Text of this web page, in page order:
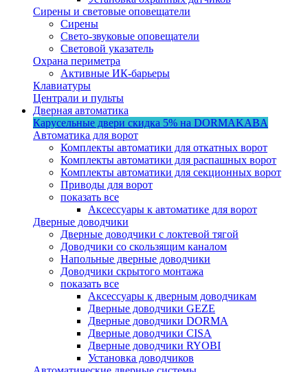
Сирены и световые оповещатели
Сирены
Свето-звуковые оповещатели
Световой указатель
Охрана периметра
Активные ИК-барьеры
Клавиатуры
Централи и пульты
Дверная автоматика
Карусельные двери скидка 5% на DORMAKABA
Автоматика для ворот
Комплекты автоматики для откатных ворот
Комплекты автоматики для распашных ворот
Комплекты автоматики для секционных ворот
Приводы для ворот
показать все
Аксессуары к автоматике для ворот
Дверные доводчики
Дверные доводчики с локтевой тягой
Доводчики со скользящим каналом
Напольные дверные доводчики
Доводчики скрытого монтажа
показать все
Аксессуары к дверным доводчикам
Дверные доводчики GEZE
Дверные доводчики DORMA
Дверные доводчики CISA
Дверные доводчики RYOBI
Установка доводчиков